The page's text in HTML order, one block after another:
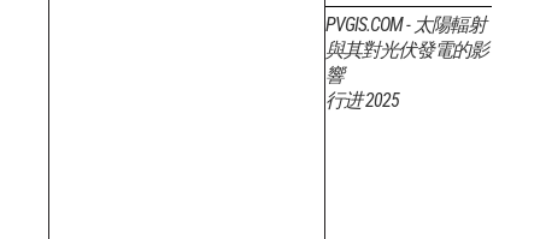
PVGIS.COM - 太陽輻射
與其對光伏發電的影
響
行进 2025